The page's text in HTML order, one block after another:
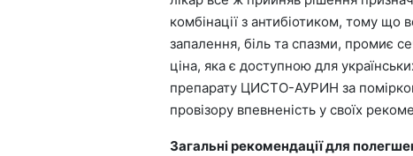
комбінації з антибіотиком, тому що
запалення, біль та спазми, промиє
ціна, яка є доступною для
препарату ЦИСТО-АУРИН за
провізору впевненість у своїх
Загальні рекомендації для